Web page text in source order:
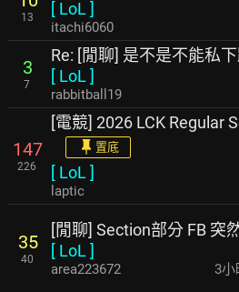
13
[ LoL ]
itachi6060
3
7
Re: [閒聊] 是不是不能私
[ LoL ]
rabbitball19
147
226
[電競] 2026 LCK Regular
置底
[ LoL ]
laptic
35
40
[閒聊] Section部分 FB 突
[ LoL]
area223672 3小